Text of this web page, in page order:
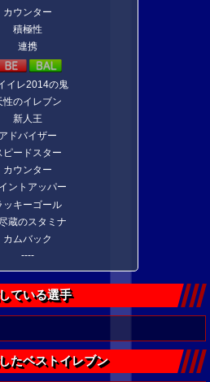
カウンター
積極性
連携
イレ2014の鬼
性のイレブン
新人王
アドバイザー
ピードスター
カウンター
ントアッパー
ッキーゴール
蔵のスタミナ
カムバック
----
ている選手
たベストイレブン